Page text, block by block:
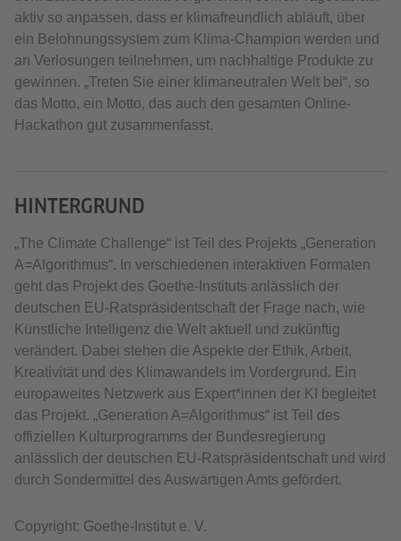
aktiv so anpassen, dass er klimafreundlich abläuft, über
ein Belohnungssystem zum Klima-Champion werden und
an Verlosungen teilnehmen, um nachhaltige Produkte zu
gewinnen. „Treten Sie einer klimaneutralen Welt bei“, so
das Motto, ein Motto, das auch den gesamten Online-
Hackathon gut zusammenfasst.
HINTERGRUND
„The Climate Challenge“ ist Teil des Projekts „Generation
A=Algorithmus“. In verschiedenen interaktiven Formaten
geht das Projekt des Goethe-Instituts anlässlich der
deutschen EU-Ratspräsidentschaft der Frage nach, wie
Künstliche Intelligenz die Welt aktuell und zukünftig
verändert. Dabei stehen die Aspekte der Ethik, Arbeit,
Kreativität und des Klimawandels im Vordergrund. Ein
europaweites Netzwerk aus Expert*innen der KI begleitet
das Projekt. „Generation A=Algorithmus“ ist Teil des
offiziellen Kulturprogramms der Bundesregierung
anlässlich der deutschen EU-Ratspräsidentschaft und wird
durch Sondermittel des Auswärtigen Amts gefördert.
Copyright: Goethe-Institut e. V.